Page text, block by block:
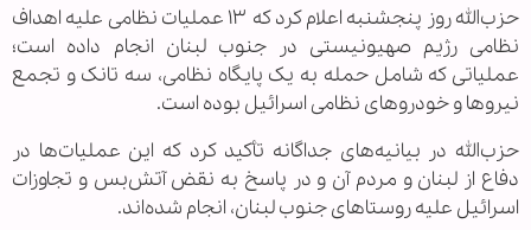
حزب‌الله روز پنجشنبه اعلام کرد که ۱۳ عملیات نظامی علیه اهداف
نظامی رژیم صهیونیستی در جنوب لبنان انجام داده است؛
عملیاتی که شامل حمله به یک پایگاه نظامی، سه تانک و تجمع
نیروها و خودروهای نظامی اسرائیل بوده است.
حزب‌الله در بیانیه‌های جداگانه تأکید کرد که این عملیات‌ها در
دفاع از لبنان و مردم آن و در پاسخ به نقض آتش‌بس و تجاوزات
اسرائیل علیه روستاهای جنوب لبنان، انجام شده‌اند.